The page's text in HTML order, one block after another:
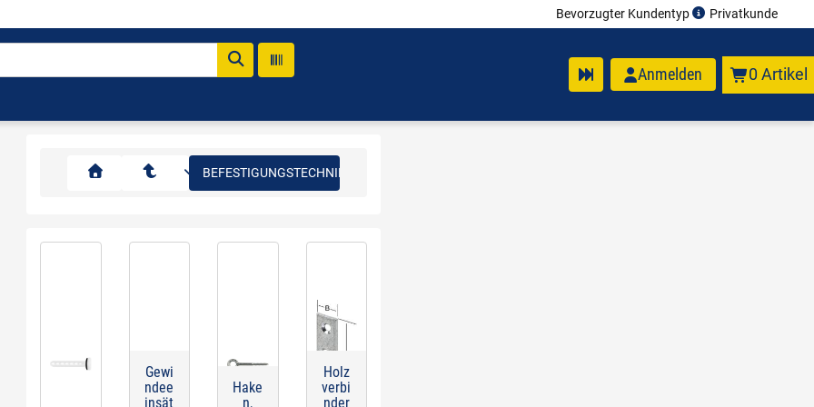
Bevorzugter Kundentyp Privatkunde
Anmelden 0 Artikel
BEFESTIGUNGSTECHNIK
Gewi
ndee
insät
Hake
n,
Holz
verbi
nder